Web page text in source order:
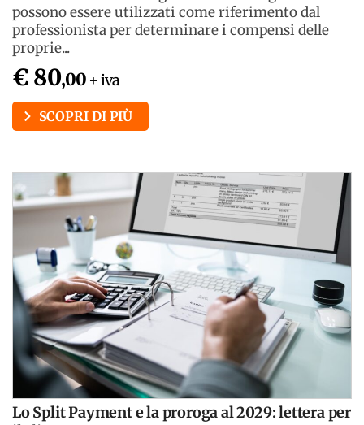
possono essere utilizzati come riferimento dal
professionista per determinare i compensi delle
proprie...
€ 80,00 + iva
SCOPRI DI PIÙ
Lo Split Payment e la proroga al 2029: lettera per